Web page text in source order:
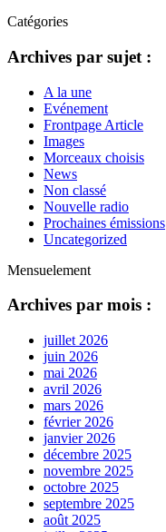
Catégories
Archives par sujet :
A la une
Evénement
Frontpage Article
Images
Morceaux choisis
News
Non classé
Nouvelle radio
Prochaines émissions
Uncategorized
Mensuelement
Archives par mois :
juillet 2026
juin 2026
mai 2026
avril 2026
mars 2026
février 2026
janvier 2026
décembre 2025
novembre 2025
octobre 2025
septembre 2025
août 2025